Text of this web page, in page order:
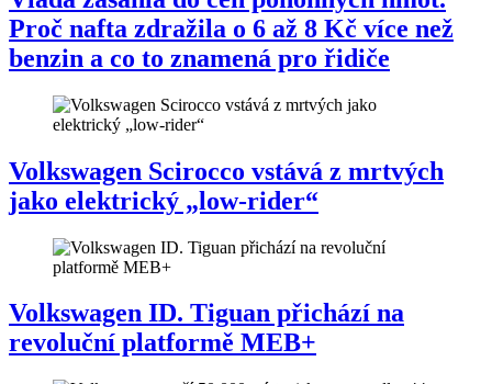
Proč nafta zdražila o 6 až 8 Kč více než
benzin a co to znamená pro řidiče
Volkswagen Scirocco vstává z mrtvých
jako elektrický „low-rider“
Volkswagen ID. Tiguan přichází na
revoluční platformě MEB+